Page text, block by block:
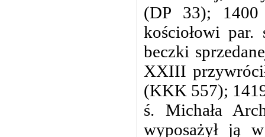
(DP 33); 1400
kościołowi
beczki
XXIII
(KKK 557);
ś. Michała
wyposażył ją